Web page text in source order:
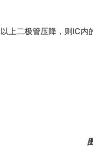
上二极管压降，则IC